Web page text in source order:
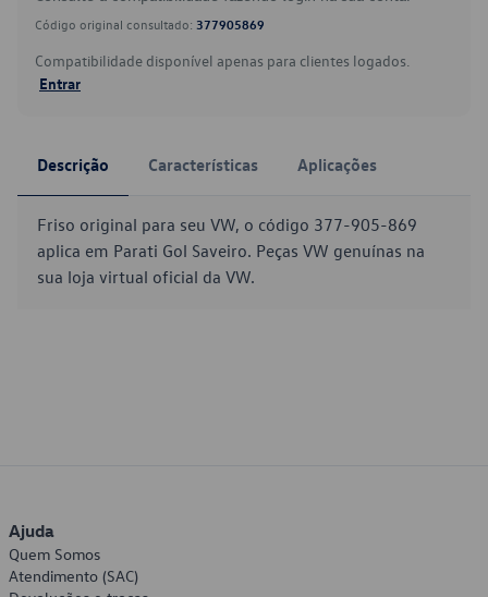
Código original consultado: 377905869
Compatibilidade disponível apenas para clientes logados.
Entrar
Descrição Características Aplicações
Friso original para seu VW, o código 377-905-869
aplica em Parati Gol Saveiro. Peças VW genuínas na
sua loja virtual oficial da VW.
Ajuda
Quem Somos
Atendimento (SAC)